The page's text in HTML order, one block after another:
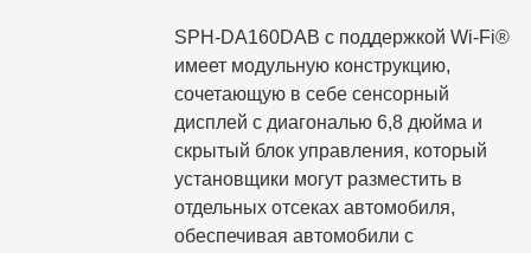
SPH-DA160DAB с поддержкой Wi-Fi®
имеет модульную конструкцию,
сочетающую в себе сенсорный
дисплей с диагональю 6,8 дюйма и
скрытый блок управления, который
установщики могут разместить в
отдельных отсеках автомобиля,
обеспечивая автомобили с